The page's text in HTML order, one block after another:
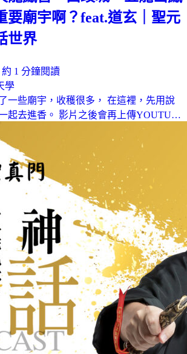
要廟宇啊？feat.道玄｜聖元
世界
約 1 分鐘閱讀
學
一些廟宇，收穫很多， 在這裡，先用說
起去進香。 影片之後會再上傳YOUTU…